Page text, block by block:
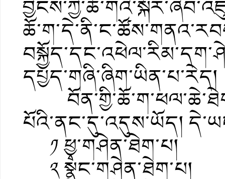
དཔྱད་གཞི་ཞིག་ཡིན་པ་རེད།
པོའི་ནང་དུ་འདུས་ཡོད།
༡ ཕྱྭ་གཤེན་ཐེག་པ།
༢ སྣང་གཤེན་ཐེག་པ།